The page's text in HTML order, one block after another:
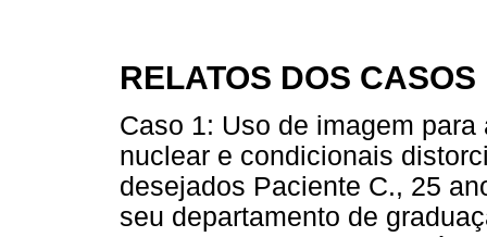
RELATOS DOS CASOS
Caso 1: Uso de imagem
nuclear e condicionais
desejados Paciente C., 25
seu departamento de